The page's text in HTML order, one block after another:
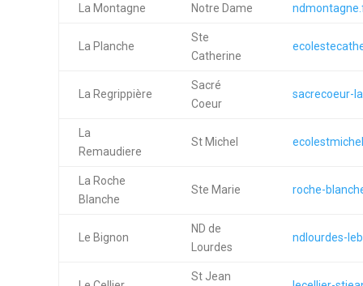
La Montagne Notre Dame
La Planche
Ste
Catherine
La Regrippière
Sacré
Coeur
sacrecoeur-
La
Remaudiere
St Michel
La Roche
Blanche
Ste Marie roche-
Le Bignon
ND de
Lourdes
ndlourdes-
St Jean